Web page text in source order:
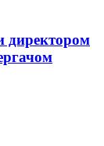
директором